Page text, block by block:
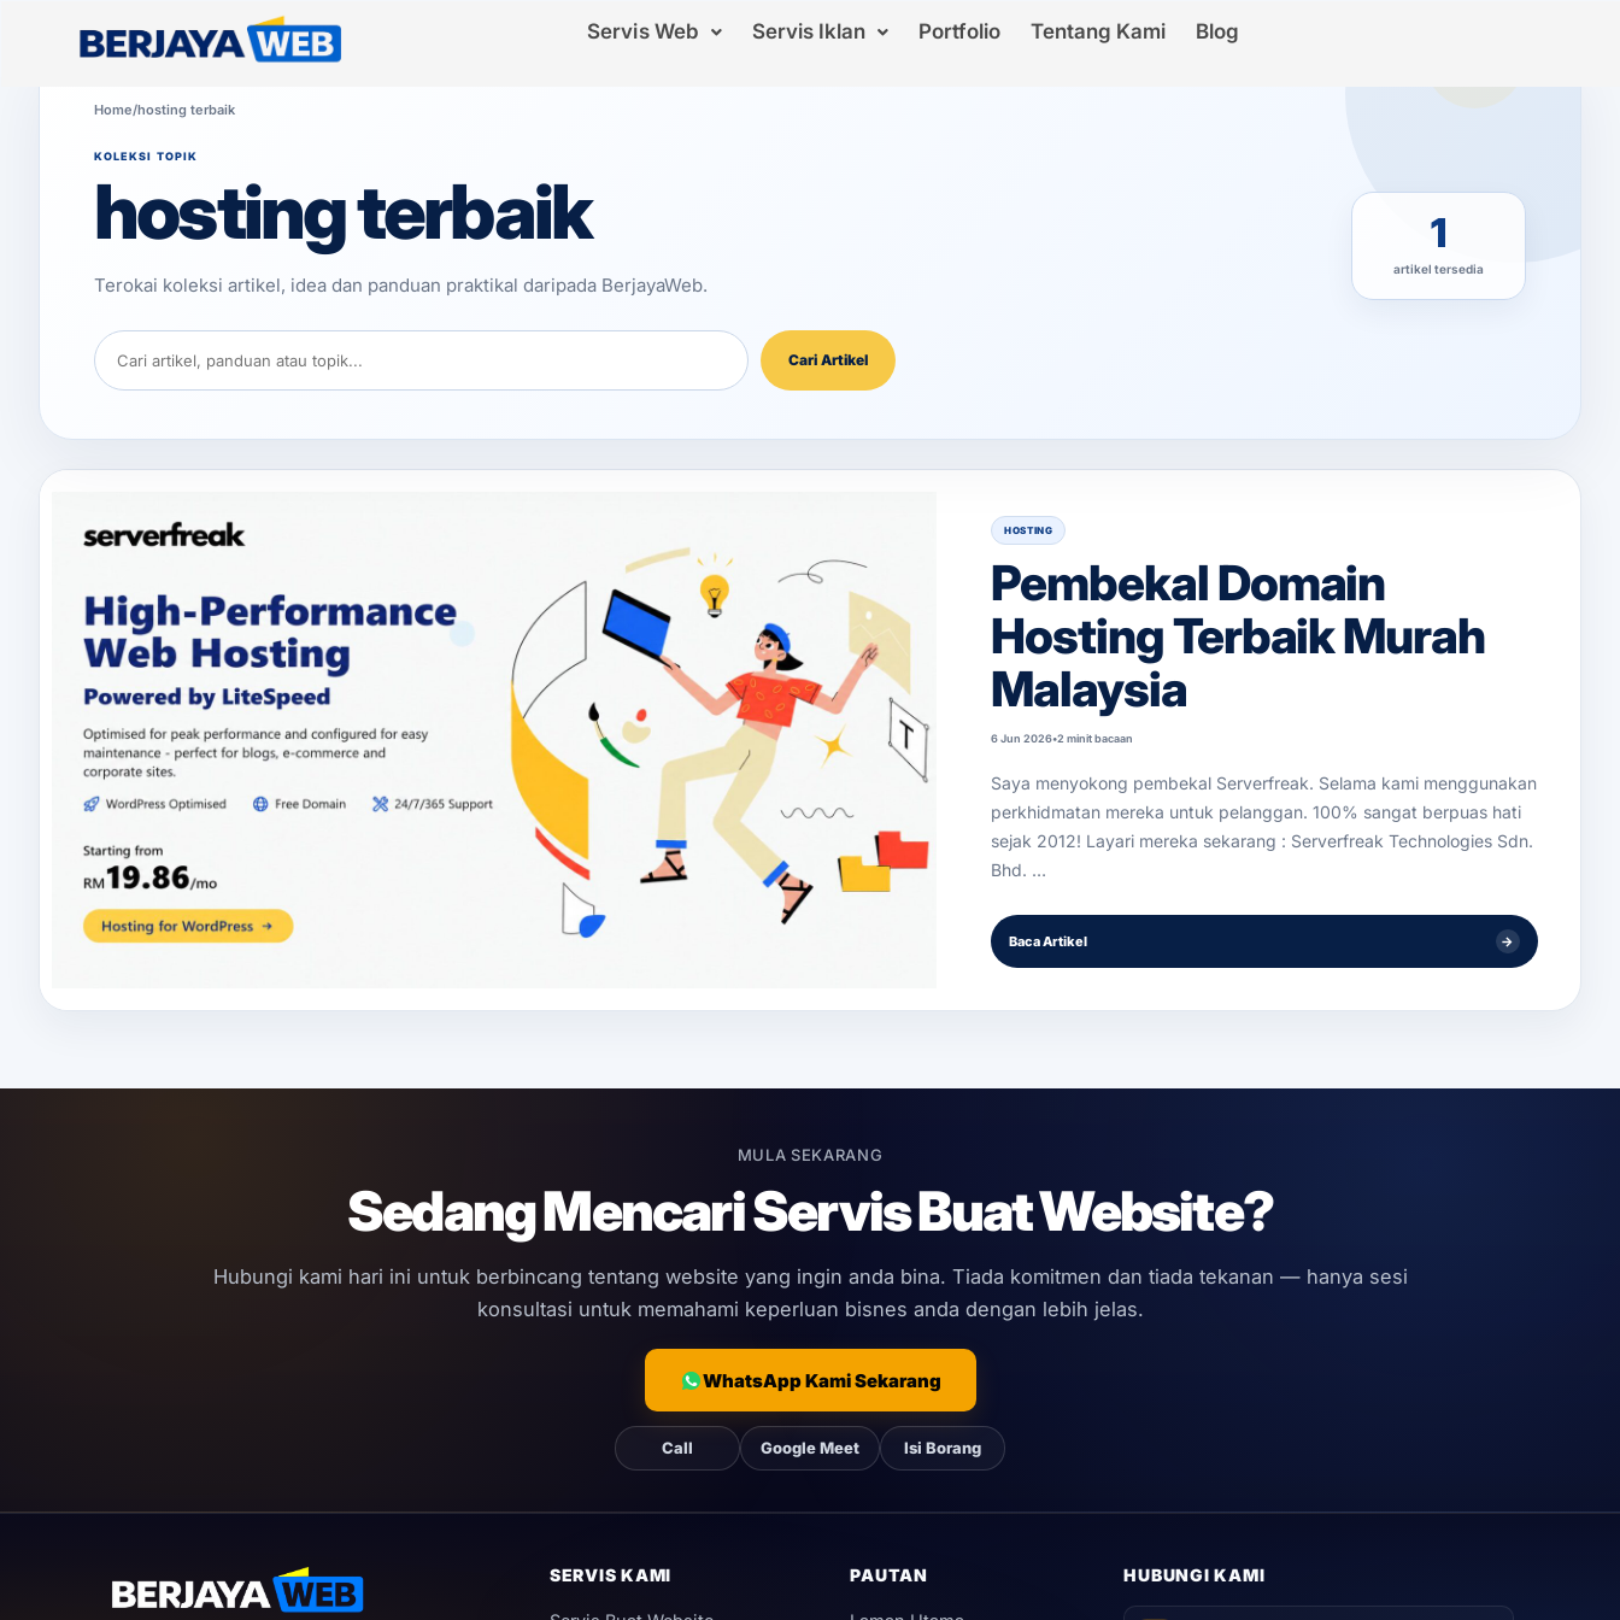
Servis Web Servis Iklan Portfolio Tentang Kami Blog
Home/hosting terbaik
KOLEKSI TOPIK
hosting terbaik
Terokai koleksi artikel, idea dan panduan praktikal daripada BerjayaWeb.
1
artikel tersedia
Cari Artikel
HOSTING
Pembekal Domain
Hosting Terbaik Murah
Malaysia
6 Jun 2026•2 minit bacaan
Saya menyokong pembekal Serverfreak. Selama kami menggunakan
perkhidmatan mereka untuk pelanggan. 100% sangat berpuas hati
sejak 2012! Layari mereka sekarang : Serverfreak Technologies Sdn.
Bhd. …
Baca Artikel →
MULA SEKARANG
Sedang Mencari Servis Buat Website?
Hubungi kami hari ini untuk berbincang tentang website yang ingin anda bina. Tiada komitmen dan tiada tekanan — hanya sesi
konsultasi untuk memahami keperluan bisnes anda dengan lebih jelas.
WhatsApp Kami Sekarang
Call Google Meet Isi Borang
SERVIS KAMI PAUTAN HUBUNGI KAMI